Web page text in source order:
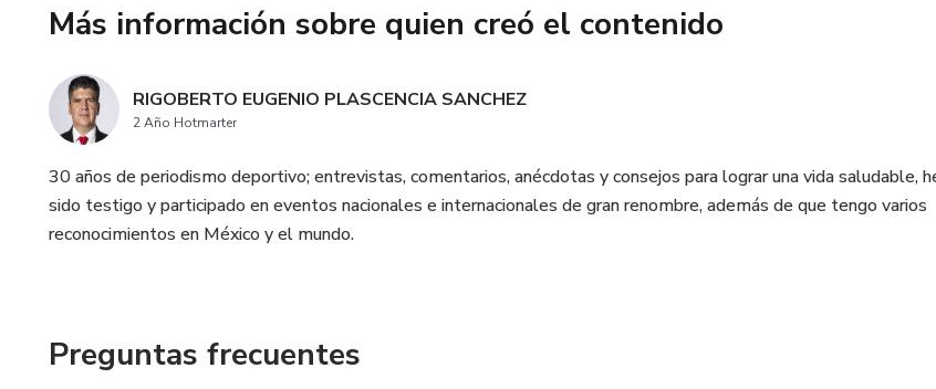
Más información sobre quien creó el contenido
RIGOBERTO EUGENIO PLASCENCIA SANCHEZ
2 Año Hotmarter
30 años de periodismo deportivo; entrevistas, comentarios, anécdotas y consejos para lograr una vida saludable,
sido testigo y participado en eventos nacionales e internacionales de gran renombre, además de que tengo varios
reconocimientos en México y el mundo.
Preguntas frecuentes